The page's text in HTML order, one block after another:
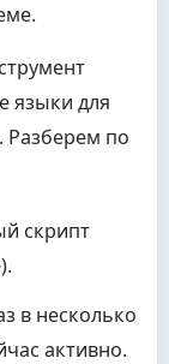
языки для
Разберем по
скрипт
в несколько
активно.